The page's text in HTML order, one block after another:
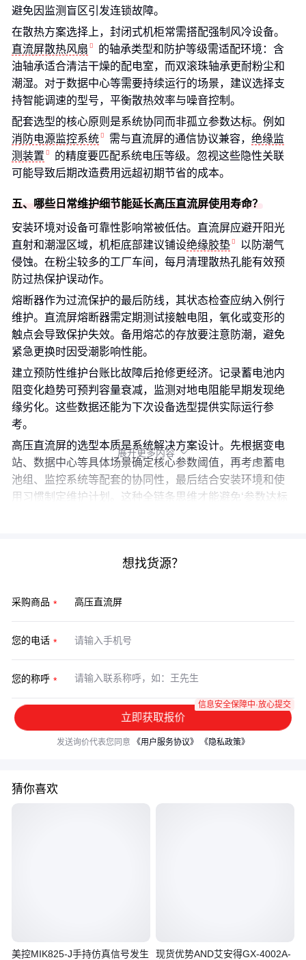
避免因监测盲区引发连锁故障。
在散热方案选择上，封闭式机柜常需搭配强制风冷设备。
直流屏散热风扇
的轴承类型和防护等级需适配环境：含
油轴承适合清洁干燥的配电室，而双滚珠轴承更耐粉尘和
潮湿。对于数据中心等需要持续运行的场景，建议选择支
持智能调速的型号，平衡散热效率与噪音控制。
配套选型的核心原则是系统协同而非孤立参数达标。例如
消防电源监控系统
需与直流屏的通信协议兼容， 绝缘监
测装置
的精度要匹配系统电压等级。忽视这些隐性关联
可能导致后期改造费用远超初期节省的成本。
五、哪些日常维护细节能延长高压直流屏使用寿命？
安装环境对设备可靠性影响常被低估。直流屏应避开阳光
直射和潮湿区域，机柜底部建议铺设绝缘胶垫
以防潮气
侵蚀。在粉尘较多的工厂车间，每月清理散热孔能有效预
防过热保护误动作。
熔断器作为过流保护的最后防线，其状态检查应纳入例行
维护。直流屏熔断器需定期测试接触电阻，氧化或变形的
触点会导致保护失效。备用熔芯的存放要注意防潮，避免
紧急更换时因受潮影响性能。
建立预防性维护台账比故障后抢修更经济。记录蓄电池内
阻变化趋势可预判容量衰减，监测对地电阻能早期发现绝
缘劣化。这些数据还能为下次设备选型提供实际运行参
考。
高压直流屏的选型本质是系统解决方案设计。先根据变电
站、数据中心等具体场景确定核心参数阈值，再考虑蓄电
池组、监控系统等配套的协同性，最后结合安装环境和使
用习惯制定维护计划。这种全链条思维才能避免‘参数达标
展开更多内容 
想找货源？
采购商品
您的电话
您的称呼
立即获取报价
信息安全保障中·放心提交
发送询价代表您同意 《用户服务协议》 《隐私政策》
猜你喜欢
美控MIK825-J手持仿真信号发生 现货优势AND艾安得GX-4002A-